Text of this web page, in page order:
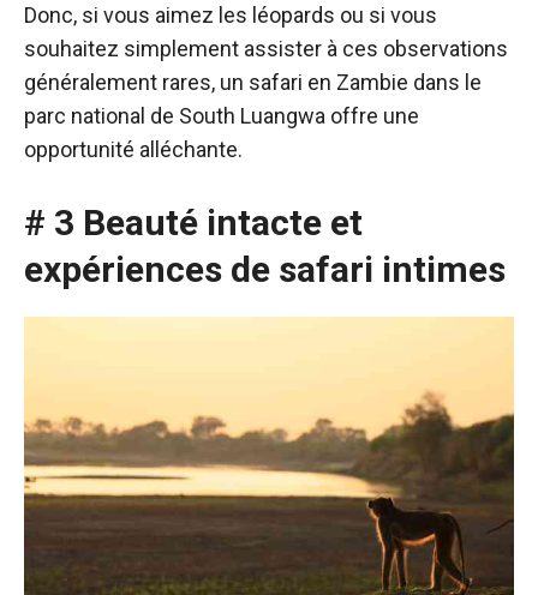
Donc, si vous aimez les léopards ou si vous
souhaitez simplement assister à ces observations
généralement rares, un safari en Zambie dans le
parc national de South Luangwa offre une
opportunité alléchante.
# 3 Beauté intacte et
expériences de safari intimes